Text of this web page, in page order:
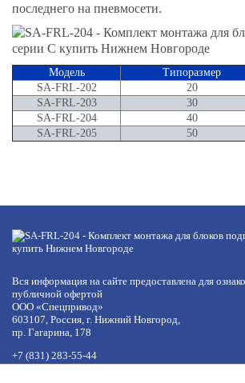
последнего на пневмосети.
Модель Типоразмер
SA-FRL-202
20
SA-FRL-203
30
SA-FRL-204
40
SA-FRL-205
50
Вся информация на сайте предоставлена для
публичной офертой
ООО «Спецпривод»
603107, Россия, г. Нижний Новгород,
пр. Гагарина, 178
+7 (831) 283-55-44
+7 (977) 422-66-54